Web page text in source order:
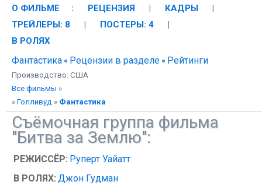
О ФИЛЬМЕ : РЕЦЕНЗИЯ | КАДРЫ
|
ТРЕЙЛЕРЫ: 8
| ПОСТЕРЫ: 4
|
В РОЛЯХ
Фантастика Рецензии в разделе Рейтинги
Производство: США
Все фильмы »
» Голливуд » Фантастика
Съёмочная группа фильма
"Битва за Землю":
РЕЖИССЁР: Руперт Уайатт
В РОЛЯХ: Джон Гудман